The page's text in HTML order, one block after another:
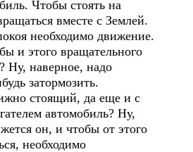
Чтобы стоять на
вместе с Землей.
необходимо движение.
и этого вращательного
Ну, наверное, надо
затормозить.
стоящий, да еще и с
автомобиль? Ну,
он, и чтобы от этого
необходимо